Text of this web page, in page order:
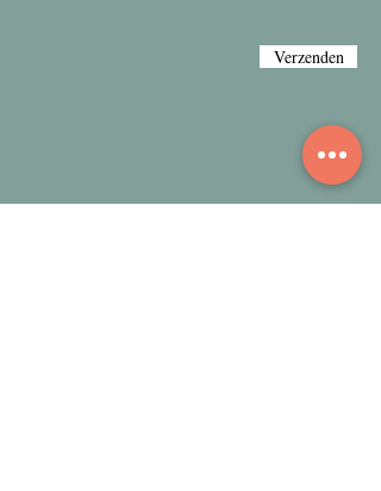
Verzenden